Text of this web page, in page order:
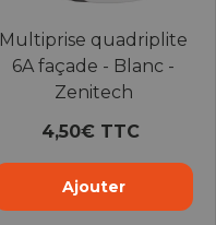
Multiprise quadriplite
6A façade - Blanc -
Zenitech
4,50€ TTC
Ajouter